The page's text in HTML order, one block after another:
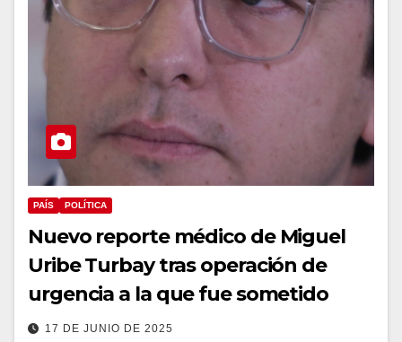
PAÍS POLÍTICA
Nuevo reporte médico de Miguel
Uribe Turbay tras operación de
urgencia a la que fue sometido
17 DE JUNIO DE 2025